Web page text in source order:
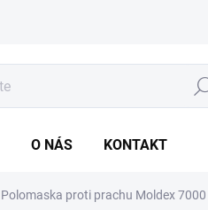
O NÁS KONTAKT
Polomaska proti prachu Moldex 7000